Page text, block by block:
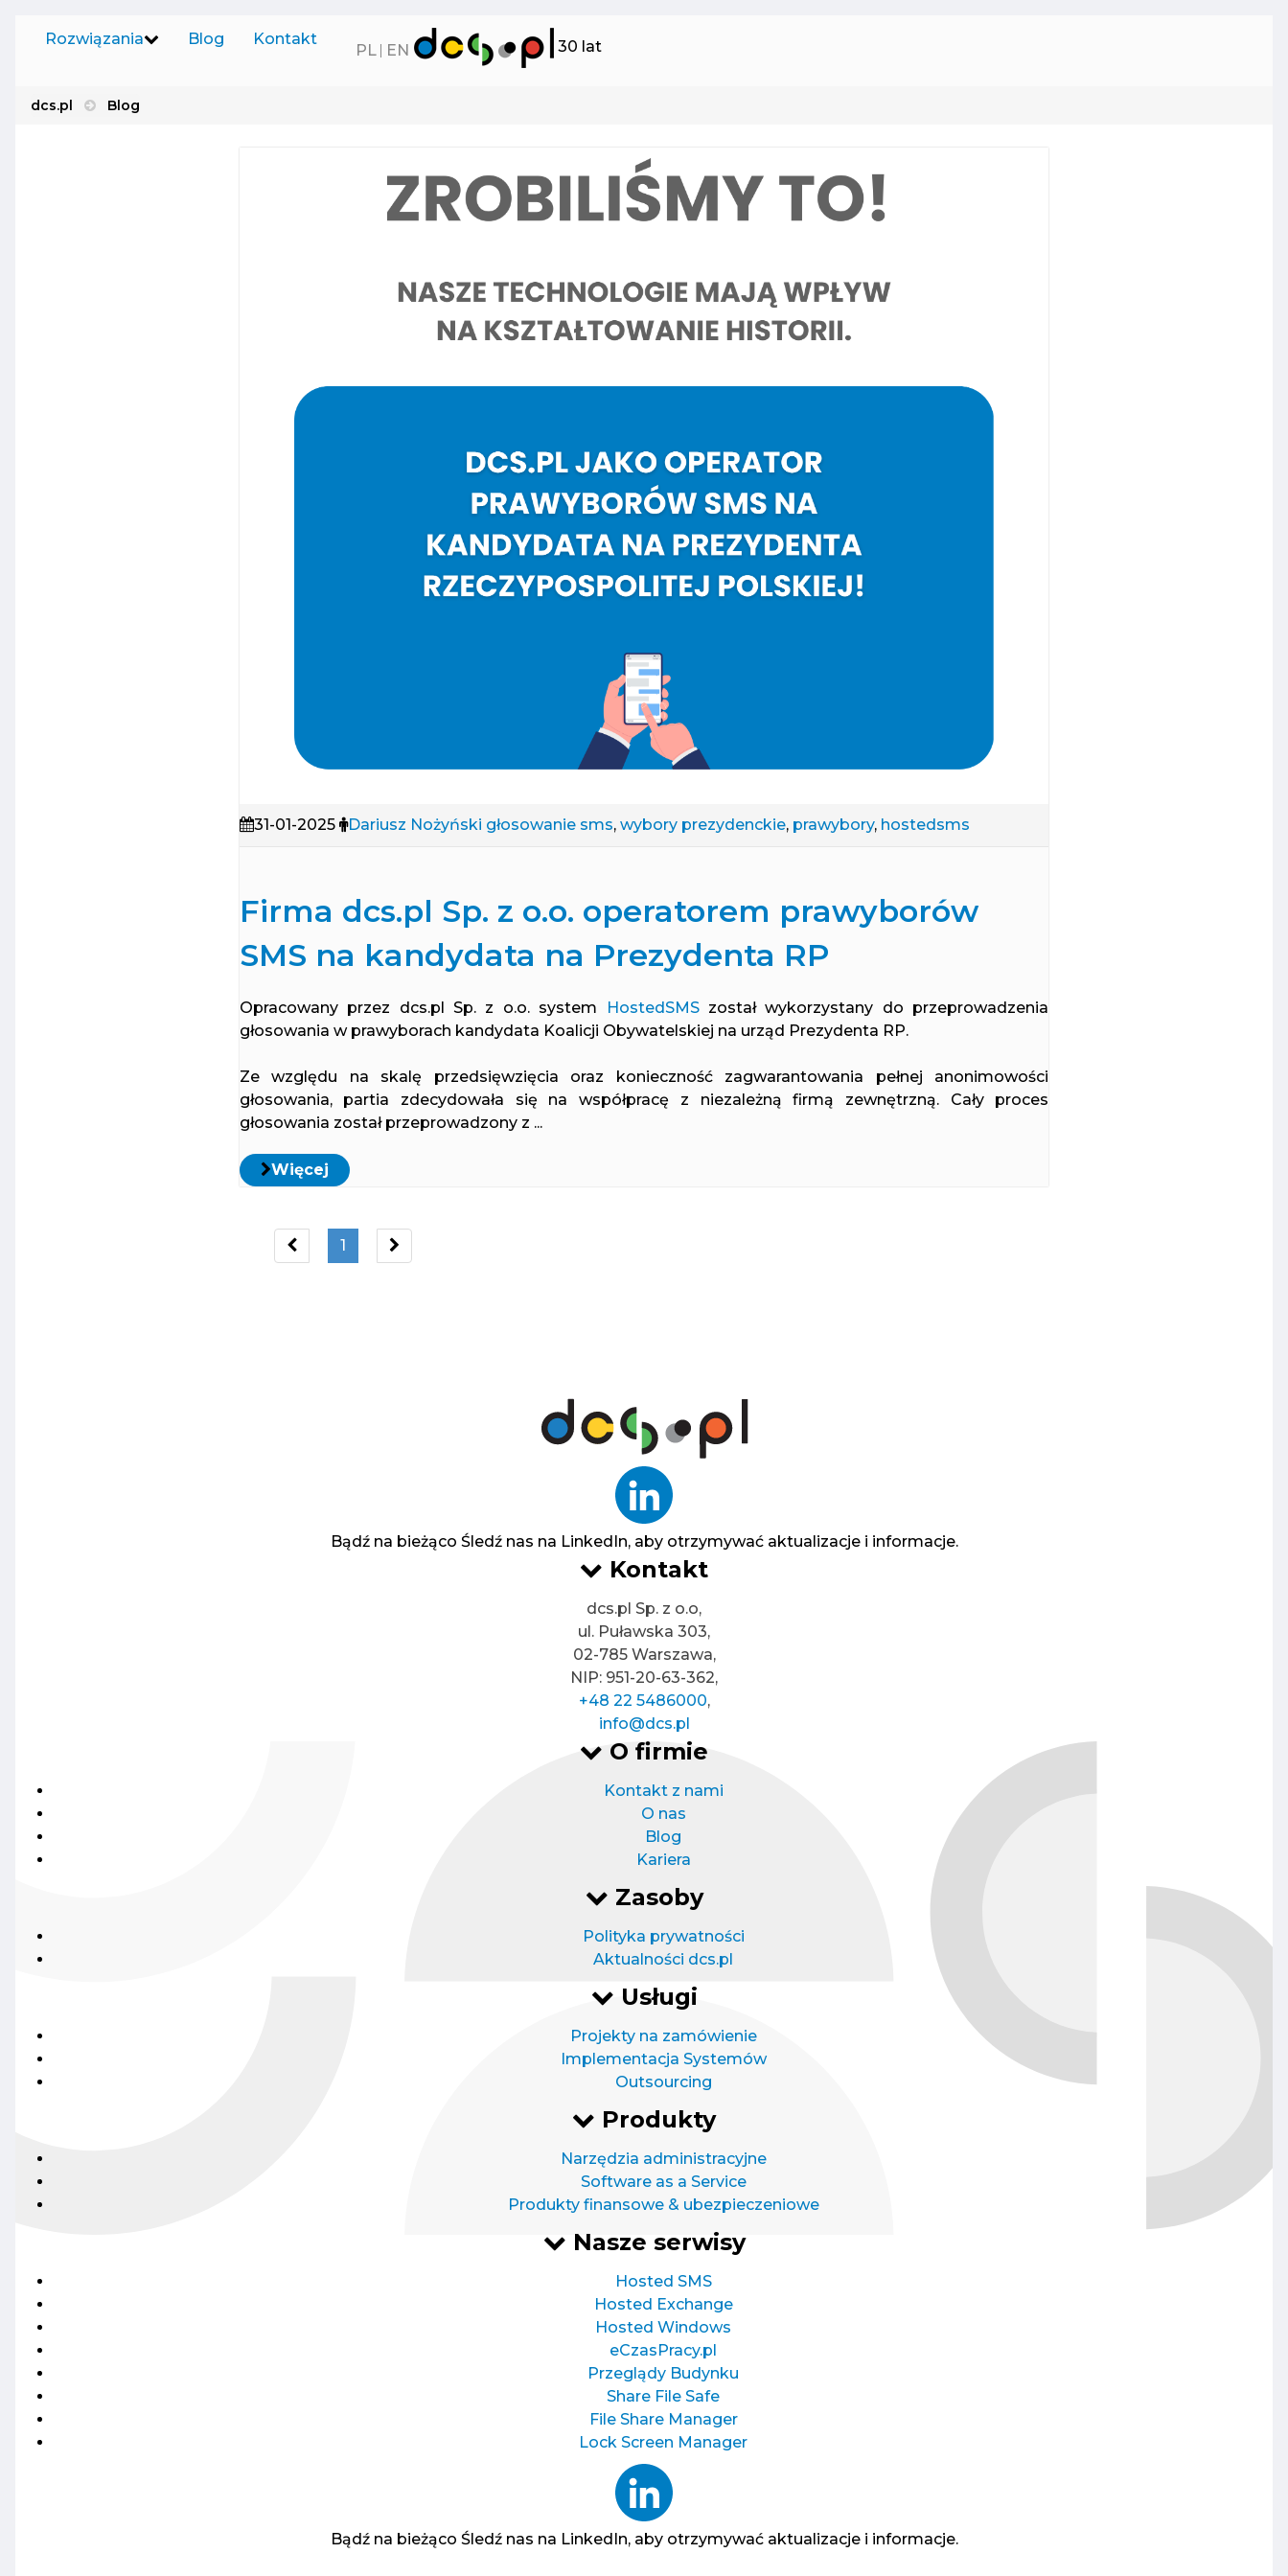
30 lat
Rozwiązania Blog Kontakt
PL EN
Usprawnia procesy biznesowe i przyspiesza
wprowadzanie produktów na rynek w
rozproszonych organizacjach.
wysyłanie wiadomości SMS, pozwalając
operatorom promować usługi, zarabiać na
odpowiedziach i zwiększać zasięg poprzez
System zarządzania kosztami (UCMS)
Dzięki UCMS przedsiębiorstwa mogą efektywnie
analizować, monitorować i zarządzać zużyciem
Systemy intranetowe
Nasze systemy intranetu oferują bezpieczne
rozwiązania oparte na platformie SharePoint lub
open-source, co umożliwia komunikację
dcs.pl Blog
31-01-2025 Dariusz Nożyński głosowanie sms, wybory prezydenckie, prawybory, hostedsms
Firma dcs.pl Sp. z o.o. operatorem prawyborów
SMS na kandydata na Prezydenta RP
Opracowany przez dcs.pl Sp. z o.o. system HostedSMSzostał wykorzystany do przeprowadzenia
głosowania w prawyborach kandydata Koalicji Obywatelskiej na urząd Prezydenta RP.
Ze względu na skalę przedsięwzięcia oraz konieczność zagwarantowania pełnej anonimowości
głosowania, partia zdecydowała się na współpracę z niezależną firmą zewnętrzną. Cały proces
głosowania został przeprowadzony z ...
Więcej
1
Bądź na bieżąco Śledź nas na LinkedIn, aby otrzymywać aktualizacje i informacje.
Kontakt
dcs.pl Sp. z o.o,
ul. Puławska 303,
02-785 Warszawa,
NIP: 951-20-63-362,
+48 22 5486000,
info@dcs.pl
O firmie
Kontakt z nami
O nas
Blog
Kariera
Zasoby
Polityka prywatności
Aktualności dcs.pl
Usługi
Projekty na zamówienie
Implementacja Systemów
Outsourcing
Produkty
Narzędzia administracyjne
Software as a Service
Produkty finansowe & ubezpieczeniowe
Nasze serwisy
Hosted SMS
Hosted Exchange
Hosted Windows
eCzasPracy.pl
Przeglądy Budynku
Share File Safe
File Share Manager
Lock Screen Manager
Bądź na bieżąco Śledź nas na LinkedIn, aby otrzymywać aktualizacje i informacje.